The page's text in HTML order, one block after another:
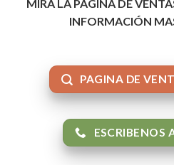
MIRA LA PAGINA DE
INFORMACIÓN
PAGINA DE
ESCRIBENOS